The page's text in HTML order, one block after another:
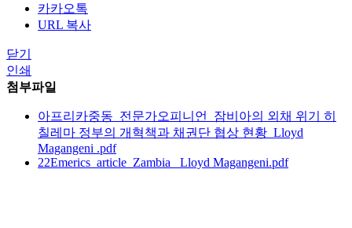
카카오톡
URL 복사
닫기
인쇄
첨부파일
아프리카중동_전문가오피니언_잠비아의 외채 위기 히
칠레마 정부의 개혁책과 채권단 협상 현황_Lloyd
Magangeni .pdf
22Emerics_article_Zambia_ Lloyd Magangeni.pdf